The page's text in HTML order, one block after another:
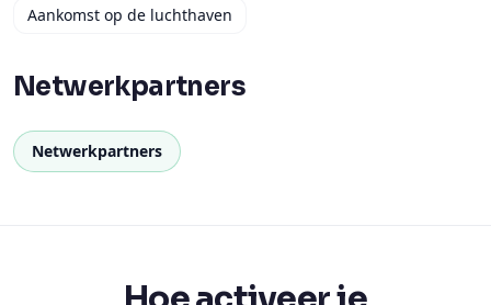
Aankomst op de luchthaven
Netwerkpartners
Netwerkpartners